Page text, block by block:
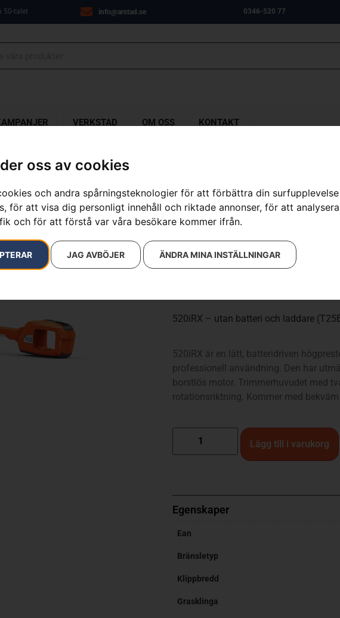
oss av cookies
och andra spårningsteknologier för att förbättra din
för att visa dig personligt innehåll och riktade annonser, för att
och för att förstå var våra besökare kommer ifrån.
JAG AVBÖJER ÄNDRA MINA INSTÄLLNINGAR
50-talet info@arstad.se 0346-520 77
VERKSTAD OM OSS KONTAKT
HUSQVARNA
Artikelnummer:
967916203
Kategorier:
Batteridrivna Röjsågar
Grästrimmers
Röjsågar
520iRX – utan batteri och laddare
520iRX är en lätt, batteridriven
professionell användning. Den har
borstlös motor. Trimmerhuvudet med
rotationsriktning. Kommer med bekväm
Lägg till i varukorg
Egenskaper
Ean
Bränsletyp
Klippbredd
Grasklinga